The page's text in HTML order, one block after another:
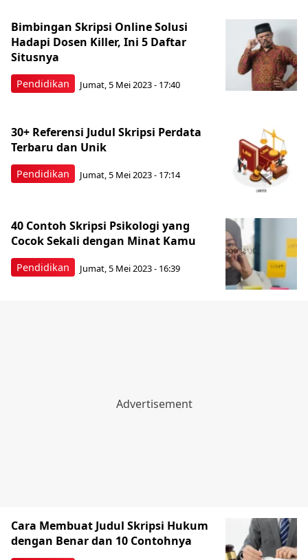
Pendidikan
Bimbingan Skripsi Online Solusi
Hadapi Dosen Killer, Ini 5 Daftar
Situsnya
Jumat, 5 Mei 2023 - 17:40
Pendidikan
30+ Referensi Judul Skripsi Perdata
Terbaru dan Unik
Jumat, 5 Mei 2023 - 17:14
Pendidikan
40 Contoh Skripsi Psikologi yang
Cocok Sekali dengan Minat Kamu
Jumat, 5 Mei 2023 - 16:39
Cara Membuat Judul Skripsi Hukum
dengan Benar dan 10 Contohnya